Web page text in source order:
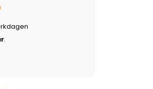
.